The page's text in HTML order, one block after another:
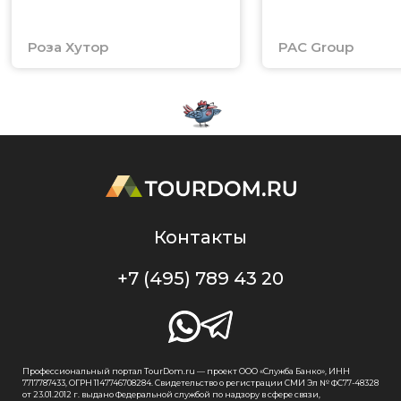
Роза Хутор PAC Group
Контакты
+7 (495) 789 43 20
Профессиональный портал TourDom.ru — проект ООО «Служба Банко», ИНН
7717787433, ОГРН 1147746708284. Свидетельство о регистрации СМИ Эл № ФС77-48328
от 23.01.2012 г. выдано Федеральной службой по надзору в сфере связи,